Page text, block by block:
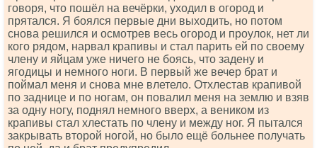
говоря, что пошёл на вечёрки, уходил в огород и
прятался. Я боялся первые дни выходить, но потом
снова решился и осмотрев весь огород и проулок, нет ли
кого рядом, нарвал крапивы и стал парить ей по своему
члену и яйцам уже ничего не боясь, что задену и
ягодицы и немного ноги. В первый же вечер брат и
поймал меня и снова мне влетело. Отхлестав крапивой
по заднице и по ногам, он повалил меня на землю и взяв
за одну ногу, поднял немного вверх, а веником из
крапивы стал хлестать по члену и между ног. Я пытался
закрывать второй ногой, но было ещё больнее получать